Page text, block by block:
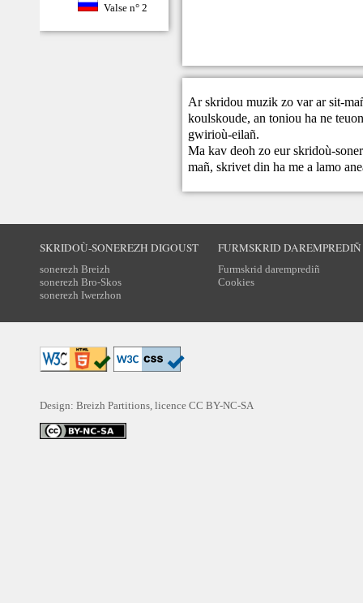
Valse n° 2
Ar skridou muzik zo var ar sit-
koulskoude, an toniou ha ne
gwirioù-eilañ.
Ma kav deoh zo eur skridoù-
mañ,skrivet din ha me a lamo
SKRIDOÙ-SONEREZH DIGOUST
sonerezh Breizh
sonerezh Bro-Skos
sonerezh Iwerzhon
FURMSKRID DAREMPREDIÑ
Furmskrid daremprediñ
Cookies
Design: Breizh Partitions, licence CC BY-NC-SA